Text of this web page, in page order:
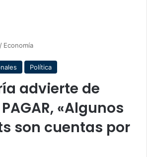
/ Economía
Política
advierte de
«Algunos
son cuentas por